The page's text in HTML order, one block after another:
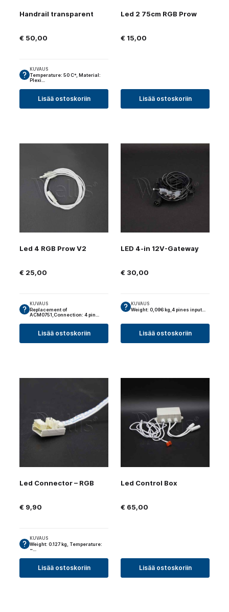
Handrail transparent
€ 50,00
KUVAUS
Temperature: 50 C°, Material:
Plexi…
Lisää ostoskoriin
Led 2 75cm RGB Prow
€ 15,00
Lisää ostoskoriin
Led 4 RGB Prow V2
€ 25,00
KUVAUS
Replacement of
ACM0751,Connection: 4 pin…
Lisää ostoskoriin
LED 4-in 12V-Gateway
€ 30,00
KUVAUS
Weight: 0,096 kg,4 pines input…
Lisää ostoskoriin
Led Connector – RGB
€ 9,90
KUVAUS
Weight: 0.127 kg, Temperature:
~…
Lisää ostoskoriin
Led Control Box
€ 65,00
Lisää ostoskoriin